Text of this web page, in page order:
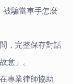
被騙當車手怎麼
，完整保存對話
意」。
專業律師協助